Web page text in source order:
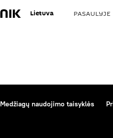
Lietuva PASAULYJE
Medžiagų naudojimo taisyklės